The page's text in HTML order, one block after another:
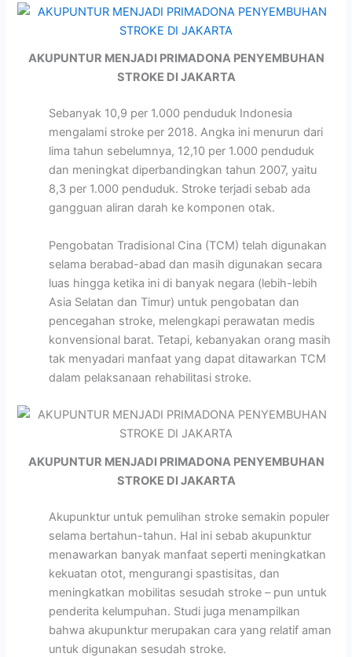
AKUPUNTUR MENJADI PRIMADONA PENYEMBUHAN
STROKE DI JAKARTA
Sebanyak 10,9 per 1.000 penduduk Indonesia
mengalami stroke per 2018. Angka ini menurun dari
lima tahun sebelumnya, 12,10 per 1.000 penduduk
dan meningkat diperbandingkan tahun 2007, yaitu
8,3 per 1.000 penduduk. Stroke terjadi sebab ada
gangguan aliran darah ke komponen otak.
Pengobatan Tradisional Cina (TCM) telah digunakan
selama berabad-abad dan masih digunakan secara
luas hingga ketika ini di banyak negara (lebih-lebih
Asia Selatan dan Timur) untuk pengobatan dan
pencegahan stroke, melengkapi perawatan medis
konvensional barat. Tetapi, kebanyakan orang masih
tak menyadari manfaat yang dapat ditawarkan TCM
dalam pelaksanaan rehabilitasi stroke.
AKUPUNTUR MENJADI PRIMADONA PENYEMBUHAN
STROKE DI JAKARTA
Akupunktur untuk pemulihan stroke semakin populer
selama bertahun-tahun. Hal ini sebab akupunktur
menawarkan banyak manfaat seperti meningkatkan
kekuatan otot, mengurangi spastisitas, dan
meningkatkan mobilitas sesudah stroke – pun untuk
penderita kelumpuhan. Studi juga menampilkan
bahwa akupunktur merupakan cara yang relatif aman
untuk digunakan sesudah stroke.